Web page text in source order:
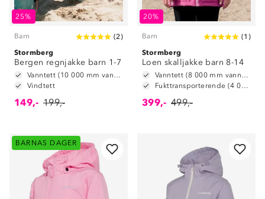
25%
Barn (2)
Stormberg
Bergen regnjakke barn 1-7
Vanntett (10 000 mm vannsøyle)
Vindtett
149,- 199,-
20%
Barn (1 )
Stormberg
Loen skalljakke barn 8-14
Vanntett (8 000 mm vannsøyle)
Fukttransporterende (4 000 g/ m2/ 24t)
399,- 499,-
BARNAS DAGER